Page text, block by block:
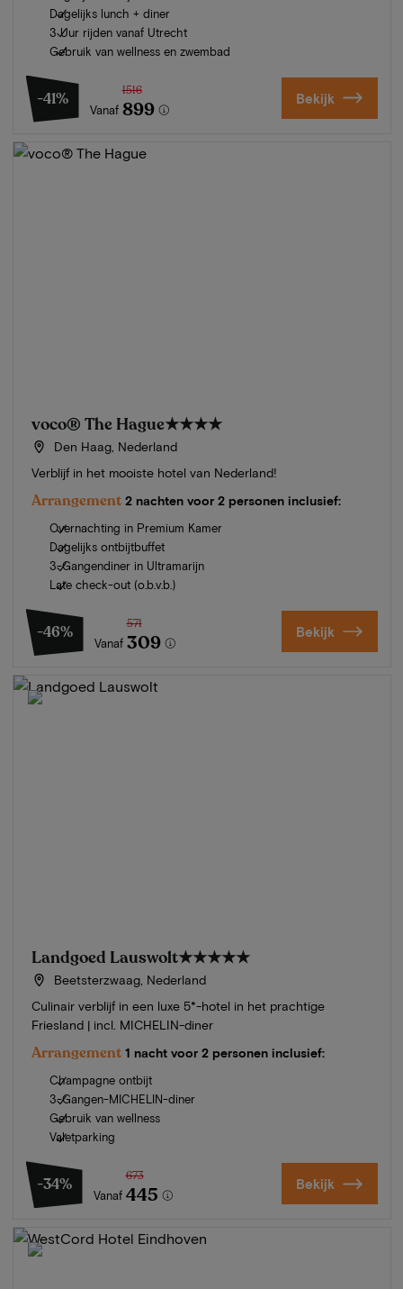
Dagelijks lunch + diner
3 Uur rijden vanaf Utrecht
Gebruik van wellness en zwembad
-41%
Vanaf
1516
899 Bekijk
voco® The Hague★★★★
Den Haag, Nederland
Verblijf in het mooiste hotel van Nederland!
Arrangement 2 nachten voor 2 personen inclusief:
Overnachting in Premium Kamer
Dagelijks ontbijtbuffet
3-Gangendiner in Ultramarijn
Late check-out (o.b.v.b.)
-46%
Vanaf
571
309 Bekijk
Landgoed Lauswolt★★★★★
Beetsterzwaag, Nederland
Culinair verblijf in een luxe 5*-hotel in het prachtige
Friesland | incl. MICHELIN-diner
Arrangement 1 nacht voor 2 personen inclusief:
Champagne ontbijt
3-Gangen-MICHELIN-diner
Gebruik van wellness
Valetparking
-34%
Vanaf
673
445 Bekijk